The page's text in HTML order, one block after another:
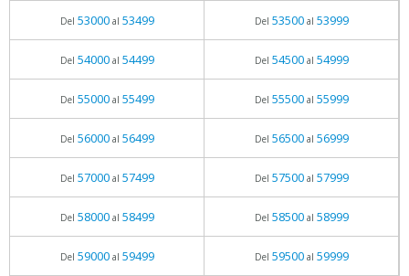
Del 53000al 53499 Del 53500al 53999
Del 54000al 54499 Del 54500al 54999
Del 55000al 55499 Del 55500al 55999
Del 56000al 56499 Del 56500al 56999
Del 57000al 57499 Del 57500al 57999
Del 58000al 58499 Del 58500al 58999
Del 59000al 59499 Del 59500al 59999